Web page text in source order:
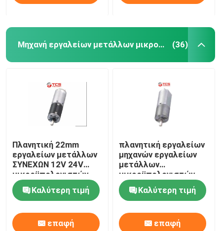
Μηχανή εργαλείων μετάλλων μικροϋπολογιστών (36)
Πλανητική 22mm
εργαλείων μετάλλων
ΣΥΝΕΧΩΝ 12V 24V
μικροϋπολογιστών
διάσταση
περιλήψεων μηχανών
με τον κωδικοποιητή
Καλύτερη τιμή
επαφή
πλανητική εργαλείων
μηχανών εργαλείων
μετάλλων
μικροϋπολογιστών
20mm μηχανή
ΣΥΝΕΧΩΝ 12V 24V με
μειωμένος
Καλύτερη τιμή
επαφή